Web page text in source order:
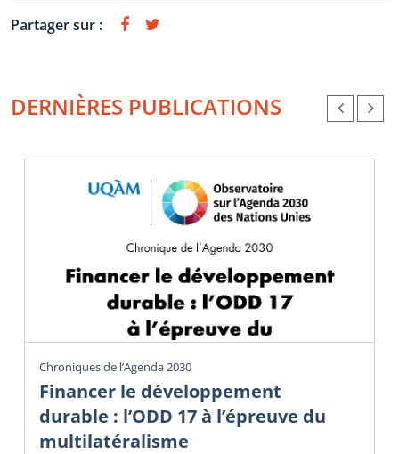
Partager sur :
DERNIÈRES PUBLICATIONS
Chroniques de l’Agenda 2030
Financer le développement
durable : l’ODD 17 à l’épreuve du
multilatéralisme